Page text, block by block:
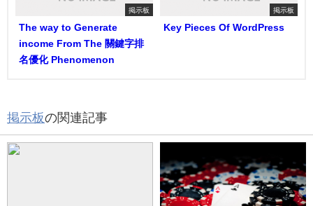
掲示板
The way to Generate
income From The 關鍵字排
名優化 Phenomenon
掲示板
Key Pieces Of WordPress
掲示板の関連記事